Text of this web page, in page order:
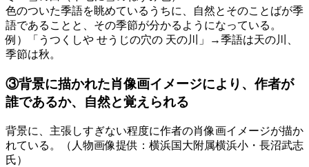
色のついた季語を眺めているうちに、自然とそのことばが季
語であることと、その季節が分かるようになっている。
例）「うつくしや せうじの穴の 天の川」→季語は天の川、
季節は秋。
③背景に描かれた肖像画イメージにより、作者が
誰であるか、自然と覚えられる
背景に、主張しすぎない程度に作者の肖像画イメージが描か
れている。（人物画像提供：横浜国大附属横浜小・長沼武志
氏）